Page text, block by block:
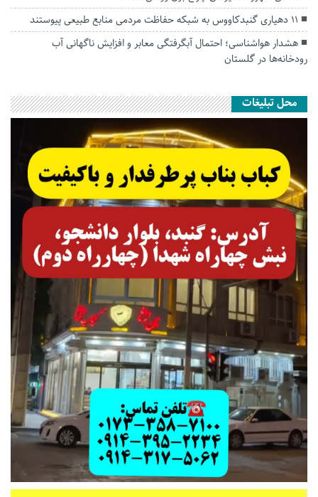
۱۱ دهیاری گنبدکاووس به شبکه حفاظت مردمی منابع طبیعی پیوستند
هشدار هواشناسی؛ احتمال آبگرفتگی معابر و افزایش ناگهانی آب
رودخانه‌ها در گلستان
محل تبلیغات